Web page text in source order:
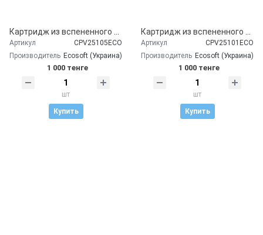
Артикул
CPV25105ECO
Производитель Ecosoft (Украина)
1 000 тенге
шт
Купить
Артикул
CPV25101ECO
Производитель Ecosoft (Украина)
1 000 тенге
шт
Купить